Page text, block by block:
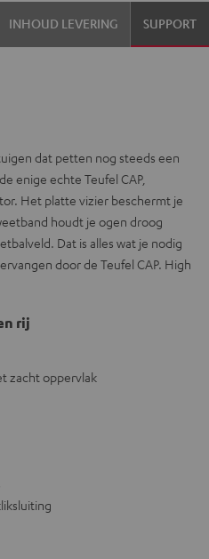
INHOUD LEVERING SUPPORT
dat petten nog steeds een
enige echte Teufel CAP,
Het platte vizier beschermt je
houdt je ogen droog
Dat is alles wat je nodig
door de Teufel CAP. High
rij
zacht oppervlak